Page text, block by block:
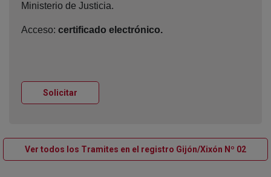
Ministerio de Justicia.
Acceso: certificado electrónico.
Solicitar
Ver todos los Tramites en el registro Gijón/Xixón Nº 02